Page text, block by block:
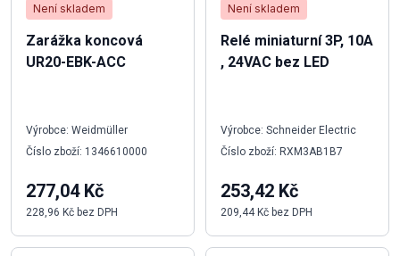
Není skladem
Zarážka koncová
UR20-EBK-ACC
Výrobce: Weidmüller
Číslo zboží: 1346610000
277,04 Kč
228,96 Kč bez DPH
Není skladem
Relé miniaturní 3P, 10A
, 24VAC bez LED
Výrobce: Schneider Electric
Číslo zboží: RXM3AB1B7
253,42 Kč
209,44 Kč bez DPH